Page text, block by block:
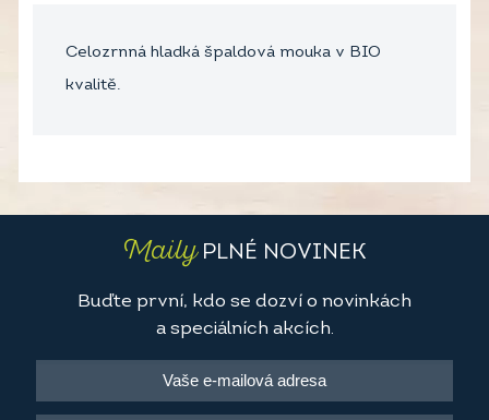
Celozrnná hladká špaldová mouka v BIO
kvalitě.
MailyPLNÉ NOVINEK
Buďte první, kdo se dozví o novinkách
a speciálních akcích.